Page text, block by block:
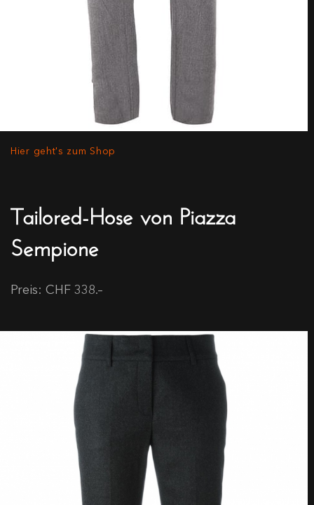
Hier geht's zum Shop
Tailored-Hose von Piazza
Sempione
Preis: CHF 338.–